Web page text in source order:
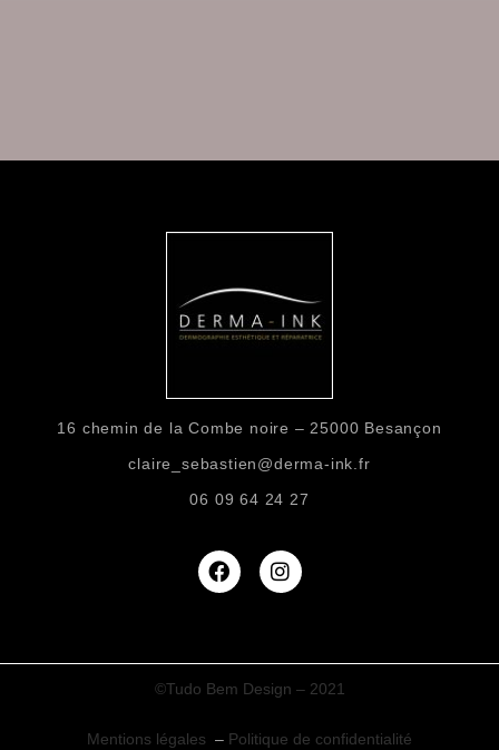
16 chemin de la Combe noire – 25000 Besançon
claire_sebastien@derma-ink.fr
06 09 64 24 27
©Tudo Bem Design – 2021
Mentions légales – Politique de confidentialité